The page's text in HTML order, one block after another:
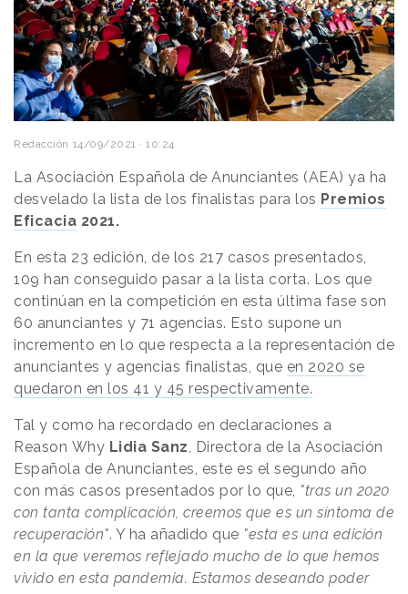
Redacción 14/09/2021 · 10:24
La Asociación Española de Anunciantes (AEA) ya ha
desvelado la lista de los finalistas para los Premios
Eficacia 2021.
En esta 23 edición, de los 217 casos presentados,
109 han conseguido pasar a la lista corta. Los que
continúan en la competición en esta última fase son
60 anunciantes y 71 agencias. Esto supone un
incremento en lo que respecta a la representación de
anunciantes y agencias finalistas, que en 2020 se
quedaron en los 41 y 45 respectivamente.
Tal y como ha recordado en declaraciones a
Reason Why Lidia Sanz, Directora de la Asociación
Española de Anunciantes, este es el segundo año
con más casos presentados por lo que, "tras un 2020
con tanta complicación, creemos que es un síntoma de
recuperación". Y ha añadido que "esta es una edición
en la que veremos reflejado mucho de lo que hemos
vivido en esta pandemia. Estamos deseando poder